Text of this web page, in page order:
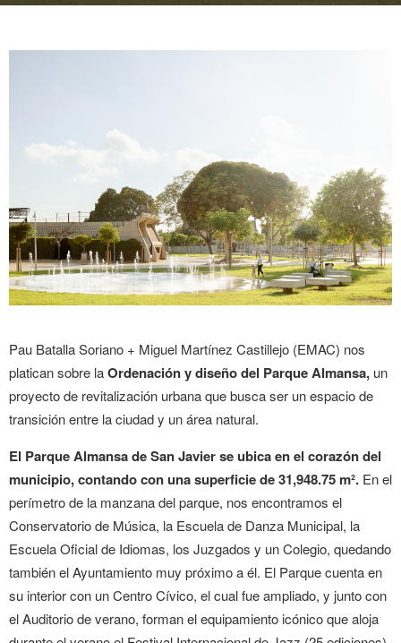
Pau Batalla Soriano + Miguel Martínez Castillejo (EMAC) nos
platican sobre laOrdenación y diseño del Parque Almansa, un
proyecto de revitalización urbana que busca ser un espacio de
transición entre la ciudad y un área natural.
El Parque Almansa de San Javier se ubica en el corazón del
municipio, contando con una superficie de 31,948.75 m². En el
perímetro de la manzana del parque, nos encontramos el
Conservatorio de Música, la Escuela de Danza Municipal, la
Escuela Oficial de Idiomas, los Juzgados y un Colegio, quedando
también el Ayuntamiento muy próximo a él. El Parque cuenta en
su interior con un Centro Cívico, el cual fue ampliado, y junto con
el Auditorio de verano, formanel equipamiento icónico que aloja